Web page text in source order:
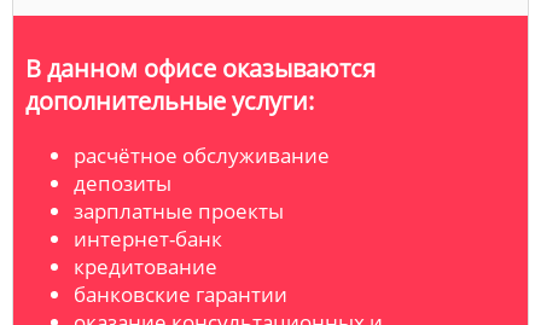
В данном офисе оказываются
дополнительные услуги:
расчётное обслуживание
депозиты
зарплатные проекты
интернет-банк
кредитование
банковские гарантии